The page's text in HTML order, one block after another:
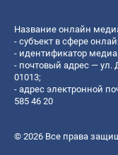
Название онлайн
- субъект в сфере
- идентификатор медиа
- почтовый адрес — ул.
01013;
- адрес электронной
585 46 20
© 2026 Все права